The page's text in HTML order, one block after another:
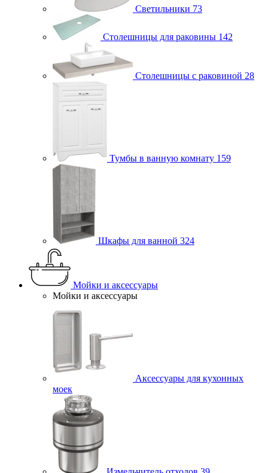
Светильники 73
Столешницы для раковины 142
Столешницы с раковиной 28
Тумбы в ванную комнату 159
Шкафы для ванной 324
Мойки и аксессуары
Мойки и аксессуары
Аксессуары для кухонных
моек